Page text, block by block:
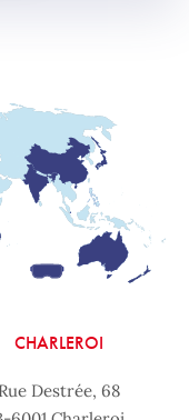
CHARLEROI
Rue Destrée, 68